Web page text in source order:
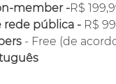
member -R$
rede pública - R$
- Free (de